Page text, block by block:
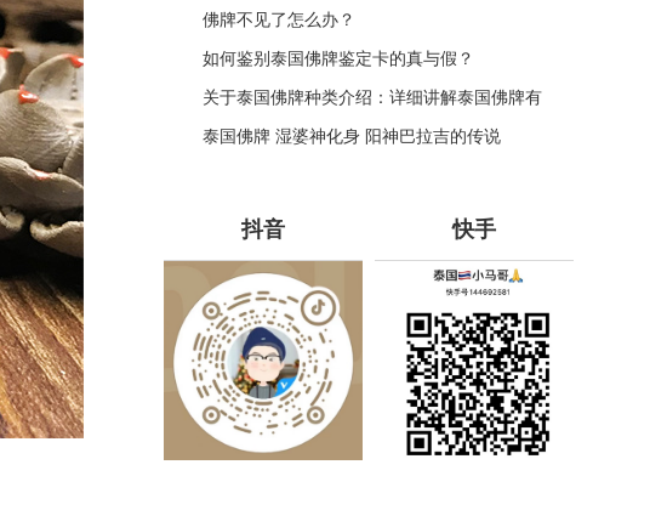
佛牌不见了怎么办？
如何鉴别泰国佛牌鉴定卡的真与假？
关于泰国佛牌种类介绍：详细讲解泰国佛牌有
哪些种类！
泰国佛牌 湿婆神化身 阳神巴拉吉的传说
抖音 快手